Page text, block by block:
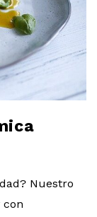
Nuestro
con